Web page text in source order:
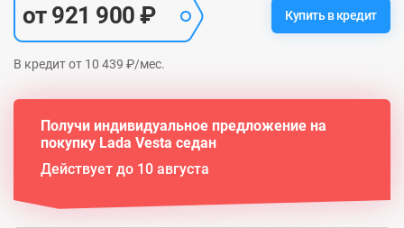
от 921 900 ₽ Купить в кредит
В кредит от 10 439 ₽/мес.
Получи индивидуальное предложение на
покупку Lada Vesta седан
Действует до 10 августа